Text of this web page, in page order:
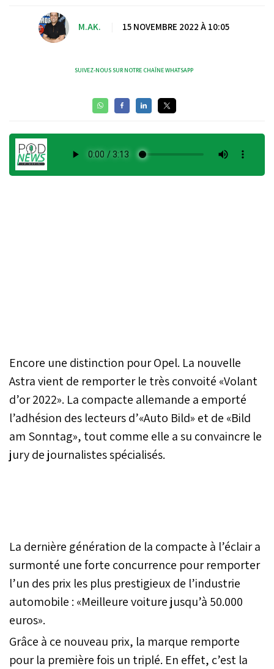
M.AK. 15 NOVEMBRE 2022 À 10:05
SUIVEZ-NOUS SUR NOTRE CHAÎNE WHATSAPP
Encore une distinction pour Opel. La nouvelle
Astra vient de remporter le très convoité «Volant
d’or 2022». La compacte allemande a emporté
l’adhésion des lecteurs d’«Auto Bild» et de «Bild
am Sonntag», tout comme elle a su convaincre le
jury de journalistes spécialisés.
La dernière génération de la compacte à l’éclair a
surmonté une forte concurrence pour remporter
l’un des prix les plus prestigieux de l’industrie
automobile : «Meilleure voiture jusqu’à 50.000
euros».
Grâce à ce nouveau prix, la marque remporte
pour la première fois un triplé. En effet, c’est la